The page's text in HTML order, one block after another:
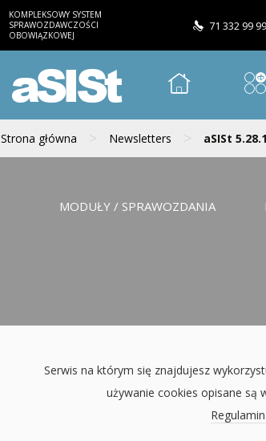
KOMPLEKSOWY SYSTEM
SPRAWOZDAWCZOŚCI
OBOWIĄZKOWEJ
71 332 99 99
aSISt
Strona główna > Newsletters > aSISt
MODUŁY / SPRAWOZDANIA
Serwis na którym się znajdujesz
używanie cookies opisane są